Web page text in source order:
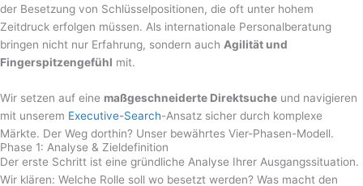
der Besetzung von Schlüsselpositionen, die oft unter hohem
Zeitdruck erfolgen müssen. Als internationale Personalberatung
bringen nicht nur Erfahrung, sondern auch Agilität und
Fingerspitzengefühl mit.
Wir setzen auf eine maßgeschneiderte Direktsuche und navigieren
mit unserem Executive-Search-Ansatz sicher durch komplexe
Märkte. Der Weg dorthin? Unser bewährtes Vier-Phasen-Modell.
Phase 1: Analyse & Zieldefinition
Der erste Schritt ist eine gründliche Analyse Ihrer Ausgangssituation.
Wir klären: Welche Rolle soll wo besetzt werden? Was macht den